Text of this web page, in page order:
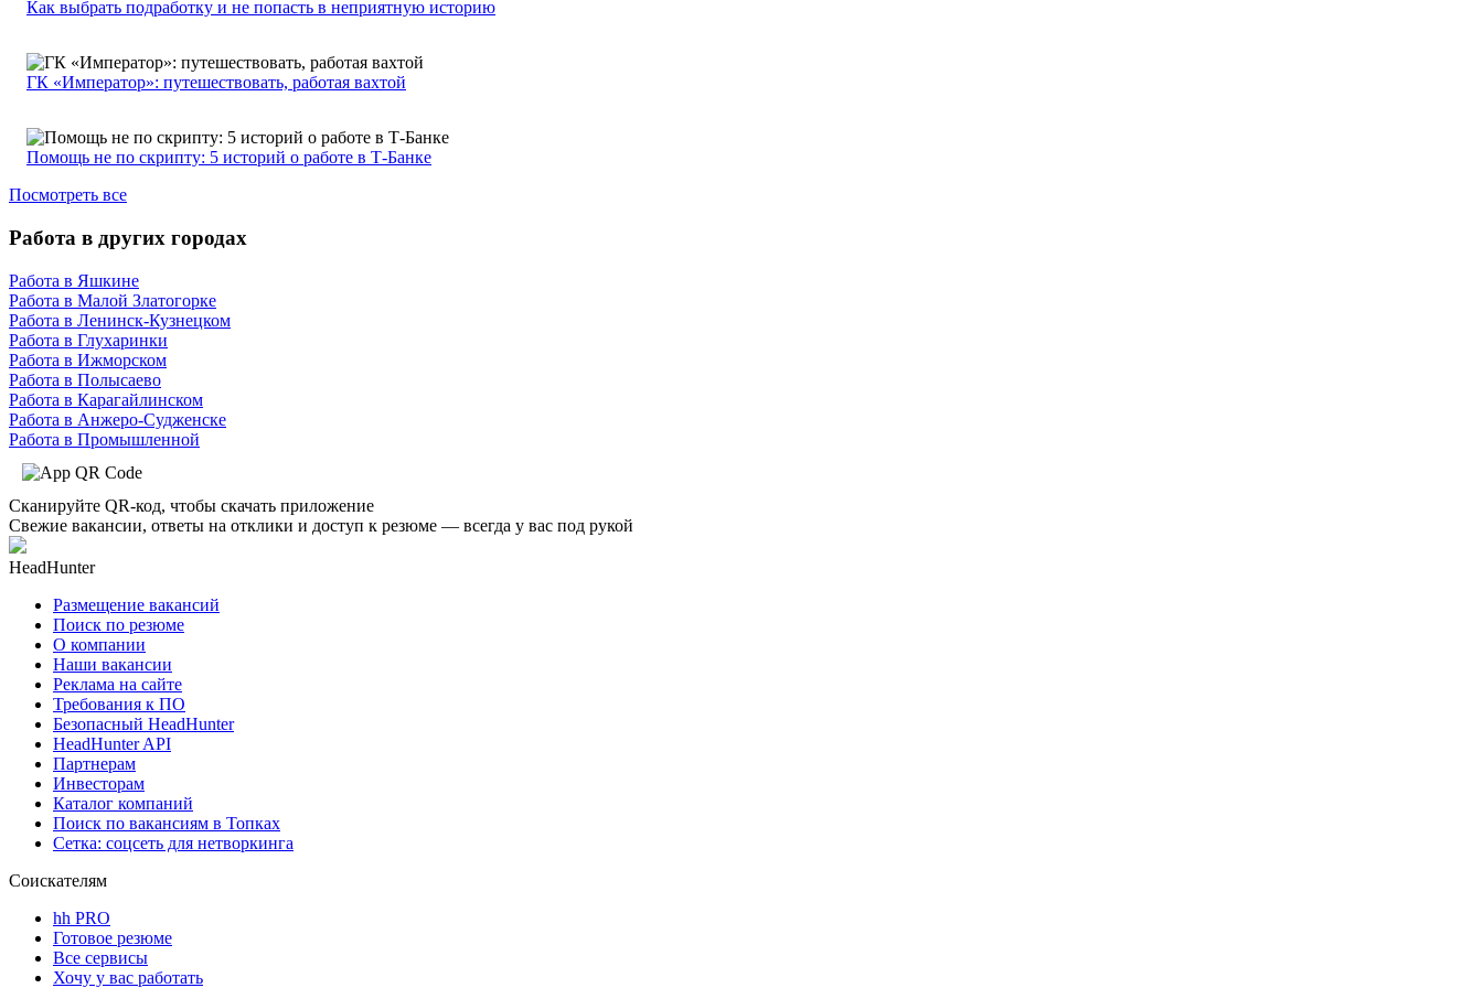
Как выбрать подработку и не попасть в неприятную историю
ГК «Император»: путешествовать, работая вахтой
Помощь не по скрипту: 5 историй о работе в Т-Банке
Посмотреть все
Работа в других городах
Работа в Яшкине
Работа в Малой Златогорке
Работа в Ленинск-Кузнецком
Работа в Глухаринки
Работа в Ижморском
Работа в Полысаево
Работа в Карагайлинском
Работа в Анжеро-Судженске
Работа в Промышленной
Сканируйте QR-код, чтобы скачать приложение
Свежие вакансии, ответы на отклики и доступ к резюме — всегда у вас под рукой
HeadHunter
Размещение вакансий
Поиск по резюме
О компании
Наши вакансии
Реклама на сайте
Требования к ПО
Безопасный HeadHunter
HeadHunter API
Партнерам
Инвесторам
Каталог компаний
Поиск по вакансиям в Топках
Сетка: соцсеть для нетворкинга
Соискателям
hh PRO
Готовое резюме
Все сервисы
Хочу у вас работать